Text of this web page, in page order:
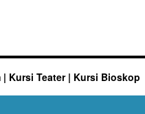
Kursi Teater | Kursi Bioskop